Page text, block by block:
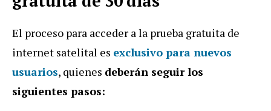
El proceso para acceder a la prueba gratuita de
internet satelital es exclusivo para nuevos
usuarios, quienes deberán seguir los
siguientes pasos: